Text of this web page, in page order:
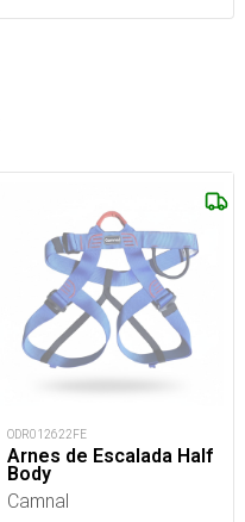
ODR012622FE
Arnes de Escalada Half
Body
Camnal